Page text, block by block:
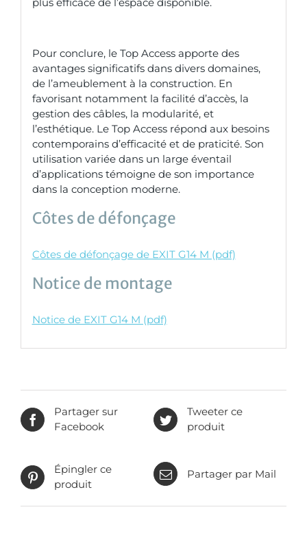
Pour conclure, le Top Access apporte des
avantages significatifs dans divers domaines,
de l’ameublement à la construction. En
favorisant notamment la facilité d’accès, la
gestion des câbles, la modularité, et
l’esthétique. Le Top Access répond aux besoins
contemporains d’efficacité et de praticité. Son
utilisation variée dans un large éventail
d’applications témoigne de son importance
dans la conception moderne.
Côtes de défonçage
Côtes de défonçage de EXIT G14 M (pdf)
Notice de montage
Notice de EXIT G14 M (pdf)
Partager sur
Facebook
Tweeter ce
produit
Épingler ce
produit
Partager par Mail